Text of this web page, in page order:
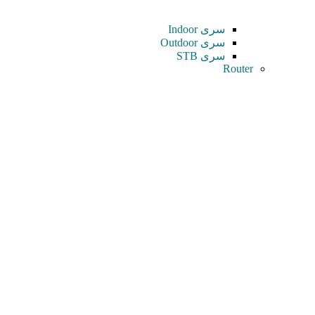
سری Indoor
سری Outdoor
سری STB
Router